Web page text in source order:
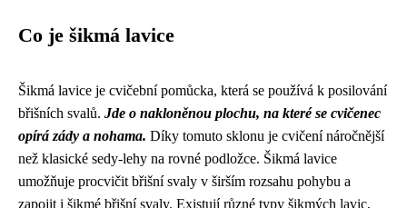
Co je šikmá lavice
Šikmá lavice je cvičební pomůcka, která se používá k posilování
břišních svalů. Jde o nakloněnou plochu, na které se cvičenec
opírá zády a nohama. Díky tomuto sklonu je cvičení náročnější
než klasické sedy-lehy na rovné podložce. Šikmá lavice
umožňuje procvičit břišní svaly v širším rozsahu pohybu a
zapojit i šikmé břišní svaly. Existují různé typy šikmých lavic,